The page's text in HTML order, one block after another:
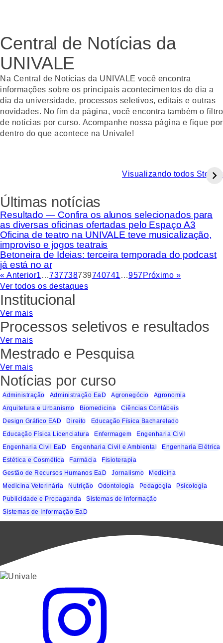
Central de Notícias da
UNIVALE
Na Central de Notícias da UNIVALE você encontra
informações sobre os principais acontecimentos do dia a
dia da universidade, processos seletivos, editais e outras
novidades. No fim da página, você encontra também o filtro
de notícias por curso. Acompanhe nossa página e fique por
dentro do que acontece na Univale!
Visualizando todos Stories
Últimas notícias
Resultado — Confira os alunos selecionados para
as diversas oficinas ofertadas pelo Espaço A3
Oficina de teatro na UNIVALE teve musicalização,
improviso e jogos teatrais
Betoneira de Ideias: terceira temporada do podcast
já está no ar
« Anterior1 …737738739740741 …957Próximo »
Ver todos os destaques
Institucional
Ver mais
Processos seletivos e resultados
Ver mais
Mestrado e Pesquisa
Ver mais
Notícias por curso
Administração Administração EaD Agronegócio
Agronomia
Arquitetura e Urbanismo
Biomedicina
Ciências Contábeis
Design Gráfico EAD
Direito
Educação Física Bacharelado
Educação Física Licenciatura
Enfermagem
Engenharia Civil
Engenharia Civil EaD
Engenharia Civil e Ambiental
Engenharia Elétrica
Estética e Cosmética
Farmácia
Fisioterapia
Gestão de Recursos Humanos EaD
Jornalismo
Medicina
Medicina Veterinária
Nutrição Odontologia Pedagogia
Psicologia
Publicidade e Propaganda
Sistemas de Informação
Sistemas de Informação EaD